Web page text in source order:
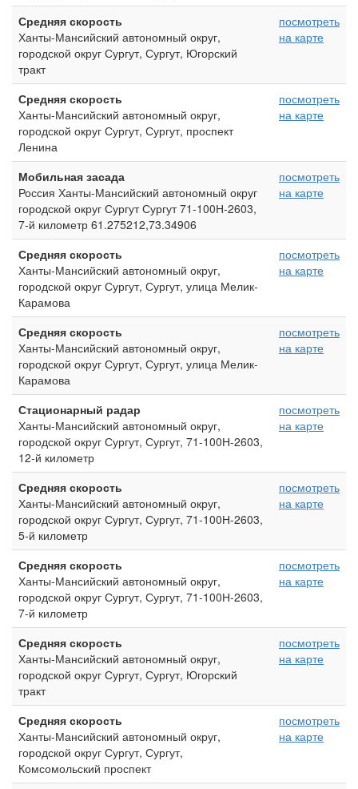
Средняя скорость
Ханты-Мансийский автономный округ,
городской округ Сургут, Сургут, Югорский
тракт
посмотреть
на карте
Средняя скорость
Ханты-Мансийский автономный округ,
городской округ Сургут, Сургут, проспект
Ленина
посмотреть
на карте
Мобильная засада
Россия Ханты-Мансийский автономный округ
городской округ Сургут Сургут 71-100Н-2603,
7-й километр 61.275212,73.34906
посмотреть
на карте
Средняя скорость
Ханты-Мансийский автономный округ,
городской округ Сургут, Сургут, улица Мелик-
Карамова
посмотреть
на карте
Средняя скорость
Ханты-Мансийский автономный округ,
городской округ Сургут, Сургут, улица Мелик-
Карамова
посмотреть
на карте
Стационарный радар
Ханты-Мансийский автономный округ,
городской округ Сургут, Сургут, 71-100Н-2603,
12-й километр
посмотреть
на карте
Средняя скорость
Ханты-Мансийский автономный округ,
городской округ Сургут, Сургут, 71-100Н-2603,
5-й километр
посмотреть
на карте
Средняя скорость
Ханты-Мансийский автономный округ,
городской округ Сургут, Сургут, 71-100Н-2603,
7-й километр
посмотреть
на карте
Средняя скорость
Ханты-Мансийский автономный округ,
городской округ Сургут, Сургут, Югорский
тракт
посмотреть
на карте
Средняя скорость
Ханты-Мансийский автономный округ,
городской округ Сургут, Сургут,
Комсомольский проспект
посмотреть
на карте